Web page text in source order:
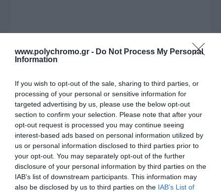
www.polychromo.gr - Do Not Process My Personal
Information
If you wish to opt-out of the sale, sharing to third parties, or
processing of your personal or sensitive information for
targeted advertising by us, please use the below opt-out
section to confirm your selection. Please note that after your
opt-out request is processed you may continue seeing
interest-based ads based on personal information utilized by
us or personal information disclosed to third parties prior to
your opt-out. You may separately opt-out of the further
disclosure of your personal information by third parties on the
IAB’s list of downstream participants. This information may
also be disclosed by us to third parties on the IAB’s List of